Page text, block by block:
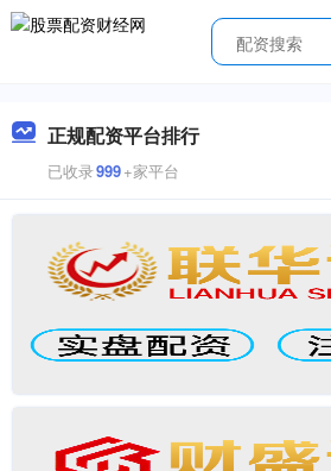
正规配资平台排行
已收录999+家平台